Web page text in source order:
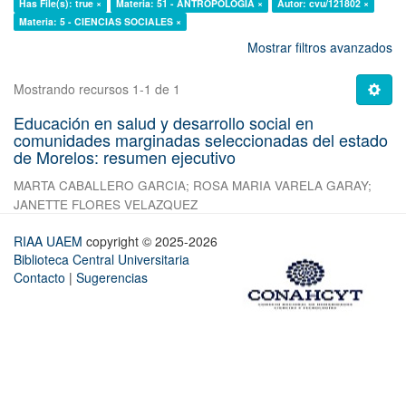
Has File(s): true ×
Materia: 51 - ANTROPOLOGÍA ×
Autor: cvu/121802 ×
Materia: 5 - CIENCIAS SOCIALES ×
Mostrar filtros avanzados
Mostrando recursos 1-1 de 1
Educación en salud y desarrollo social en
comunidades marginadas seleccionadas del estado
de Morelos: resumen ejecutivo
MARTA CABALLERO GARCIA; ROSA MARIA VARELA GARAY;
JANETTE FLORES VELAZQUEZ
RIAA UAEM copyright © 2025-2026
Biblioteca Central Universitaria
Contacto | Sugerencias